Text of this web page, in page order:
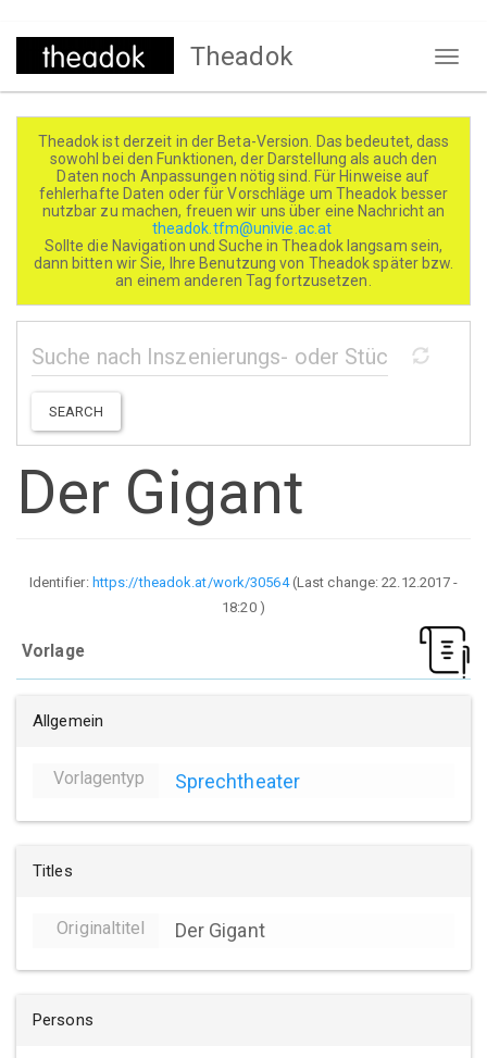
Direkt
Theadok
Theadok ist derzeit in der Beta-Version. Das bedeutet, dass
sowohl bei den Funktionen, der Darstellung als auch den
Daten noch Anpassungen nötig sind. Für Hinweise auf
fehlerhafte Daten oder für Vorschläge um Theadok besser
nutzbar zu machen, freuen wir uns über eine Nachricht an
theadok.tfm@univie.ac.at
Sollte die Navigation und Suche in Theadok langsam sein,
dann bitten wir Sie, Ihre Benutzung von Theadok später bzw.
an einem anderen Tag fortzusetzen.
SEARCH
Der Gigant
Identifier: https://theadok.at/work/30564(Last change:22.12.2017 -
18:20)
Vorlage
Allgemein
Vorlagentyp Sprechtheater
Titles
Originaltitel Der Gigant
Persons